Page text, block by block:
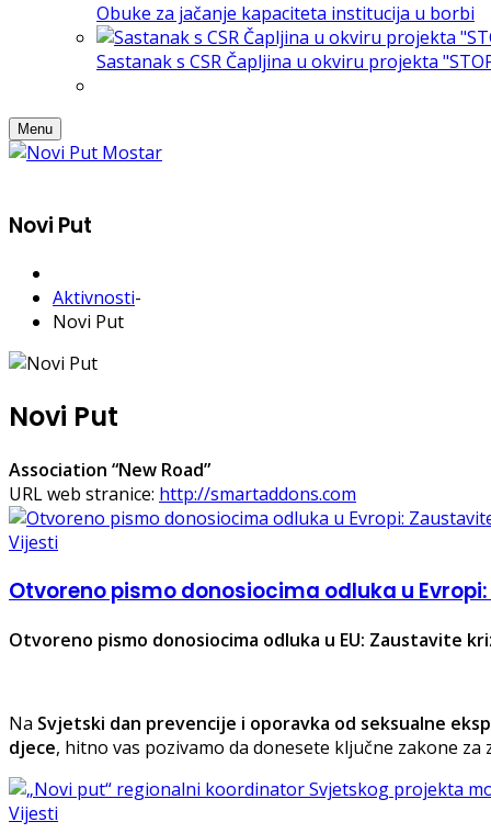
Obuke za jačanje kapaciteta institucija u borbi
Sastanak s CSR Čapljina u okviru projekta
Menu
Novi Put
Aktivnosti-
Novi Put
Novi Put
Association “New Road”
URL web stranice: http://smartaddons.com
Vijesti
Otvoreno pismo donosiocima odluka u
Otvoreno pismo donosiocima odluka u EU: Zaustavite
Na Svjetski dan prevencije i oporavka od seksualne
djece, hitno vas pozivamo da donesete ključne zakone
Vijesti